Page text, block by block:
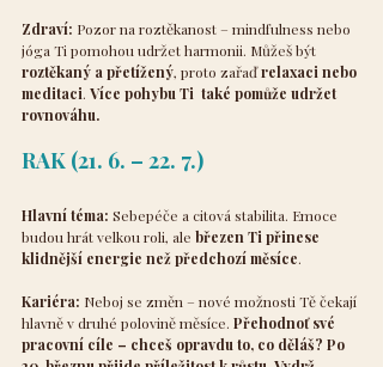
Zdraví: Pozor na roztěkanost – mindfulness nebo
jóga Ti pomohou udržet harmonii. Můžeš být
roztěkaný a přetížený, proto zařaď relaxaci nebo
meditaci. Více pohybu Ti  také pomůže udržet
rovnováhu.
RAK (21. 6. – 22. 7.)
Hlavní téma: Sebepéče a citová stabilita. Emoce
budou hrát velkou roli, ale březen Ti přinese
klidnější energie než předchozí měsíce.
Kariéra: Neboj se změn – nové možnosti Tě čekají
hlavně v druhé polovině měsíce. Přehodnoť své
pracovní cíle – chceš opravdu to, co děláš? Po